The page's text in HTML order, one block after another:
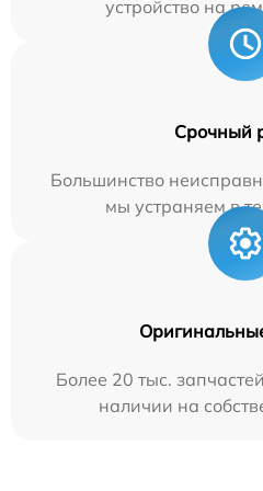
устройство на
Срочный
Большинство
мы устраняем в
Более 20 тыс.
наличии на